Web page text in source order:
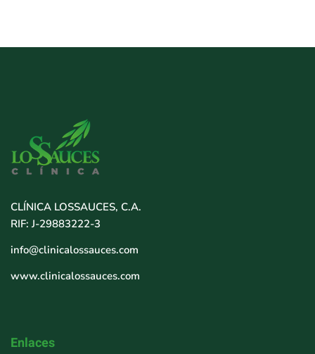
CLÍNICA LOSSAUCES, C.A.
RIF: J-29883222-3
info@clinicalossauces.com
www.clinicalossauces.com
Enlaces